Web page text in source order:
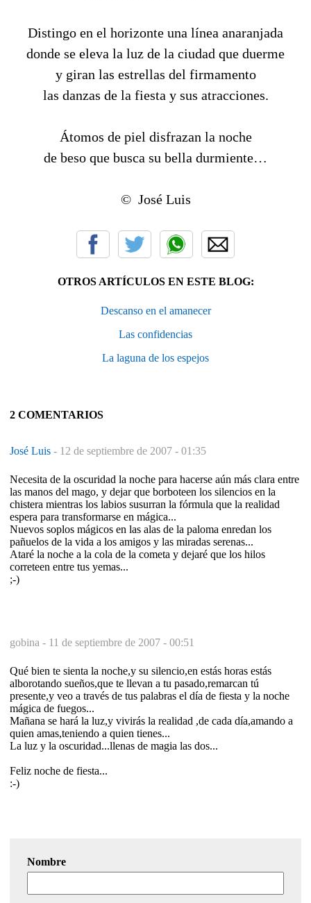
Distingo en el horizonte una línea anaranjada
donde se eleva la luz de la ciudad que duerme
y giran las estrellas del firmamento
las danzas de la fiesta y sus atracciones.
Átomos de piel disfrazan la noche
de beso que busca su bella durmiente…
© José Luis
OTROS ARTÍCULOS EN ESTE BLOG:
Descanso en el amanecer
Las confidencias
La laguna de los espejos
2 COMENTARIOS
José Luis - 12 de septiembre de 2007 - 01:35
Necesita de la oscuridad la noche para hacerse aún más clara entre
las manos del mago, y dejar que borboteen los silencios en la
chistera mientras los labios susurran la fórmula que la realidad
espera para transformarse en mágica...
Nuevos soplos mágicos en las alas de la paloma enredan los
pañuelos de la vida a los amigos y las miradas serenas...
Ataré la noche a la cola de la cometa y dejaré que los hilos
correteen entre tus yemas...
;-)
gobina - 11 de septiembre de 2007 - 00:51
Qué bien te sienta la noche,y su silencio,en estás horas estás
alborotando sueños,que te llevan a tu pasado,remarcan tú
presente,y veo a través de tus palabras el día de fiesta y la noche
mágica de fuegos...
Mañana se hará la luz,y vivirás la realidad ,de cada día,amando a
quien amas,teniendo a quien tienes...
La luz y la oscuridad...llenas de magia las dos...
Feliz noche de fiesta...
:-)
Nombre